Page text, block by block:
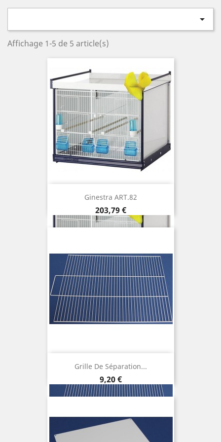

Affichage 1-5 de 5 article(s)
Ginestra ART.82
Prix
203,79 €
Grille De Séparation...
Prix
9,20 €